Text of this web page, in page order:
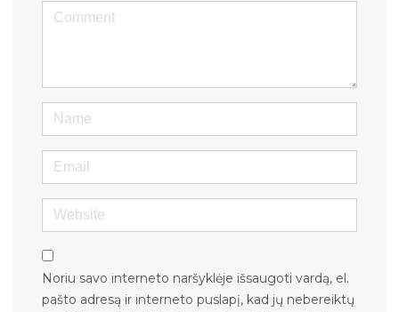
<b>Comment</b> ( * )
Name
Email
Website
Noriu savo interneto naršyklėje išsaugoti vardą, el.
pašto adresą ir interneto puslapį, kad jų nebereiktų